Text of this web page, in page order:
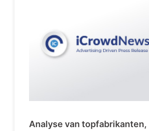
Analyse van topfabrikanten,